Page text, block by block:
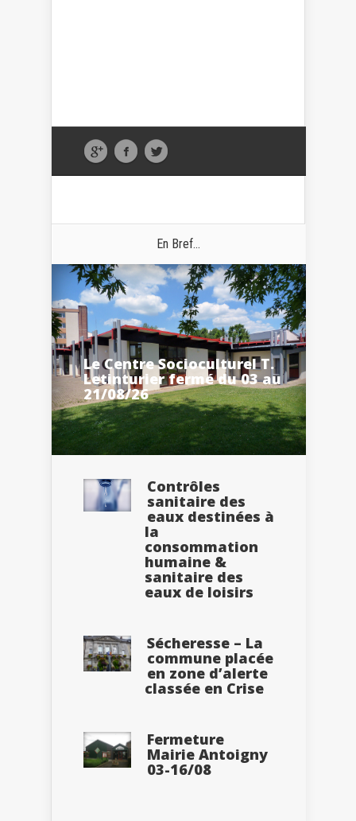
En Bref...
Le Centre Socioculturel T.
Letinturier fermé du 03 au
21/08/26
Contrôles
sanitaire des
eaux destinées à
la
consommation
humaine &
sanitaire des
eaux de loisirs
Sécheresse – La
commune placée
en zone d’alerte
classée en Crise
Fermeture
Mairie Antoigny
03-16/08